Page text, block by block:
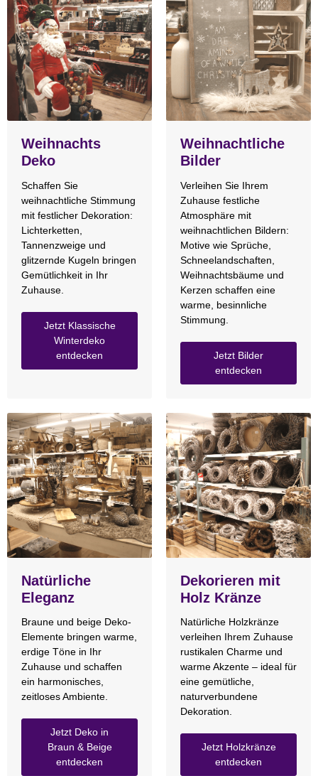
Weihnachts
Deko
Schaffen Sie
weihnachtliche Stimmung
mit festlicher Dekoration:
Lichterketten,
Tannenzweige und
glitzernde Kugeln bringen
Gemütlichkeit in Ihr
Zuhause.
Jetzt Klassische
Winterdeko
entdecken
Weihnachtliche
Bilder
Verleihen Sie Ihrem
Zuhause festliche
Atmosphäre mit
weihnachtlichen Bildern:
Motive wie Sprüche,
Schneelandschaften,
Weihnachtsbäume und
Kerzen schaffen eine
warme, besinnliche
Stimmung.
Jetzt Bilder
entdecken
Natürliche
Eleganz
Braune und beige Deko-
Elemente bringen warme,
erdige Töne in Ihr
Zuhause und schaffen
ein harmonisches,
zeitloses Ambiente.
Jetzt Deko in
Braun & Beige
entdecken
Dekorieren mit
Holz Kränze
Natürliche Holzkränze
verleihen Ihrem Zuhause
rustikalen Charme und
warme Akzente – ideal für
eine gemütliche,
naturverbundene
Dekoration.
Jetzt Holzkränze
entdecken